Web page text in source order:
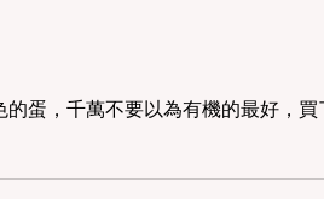
蛋，千萬不要以為有機的最好，買